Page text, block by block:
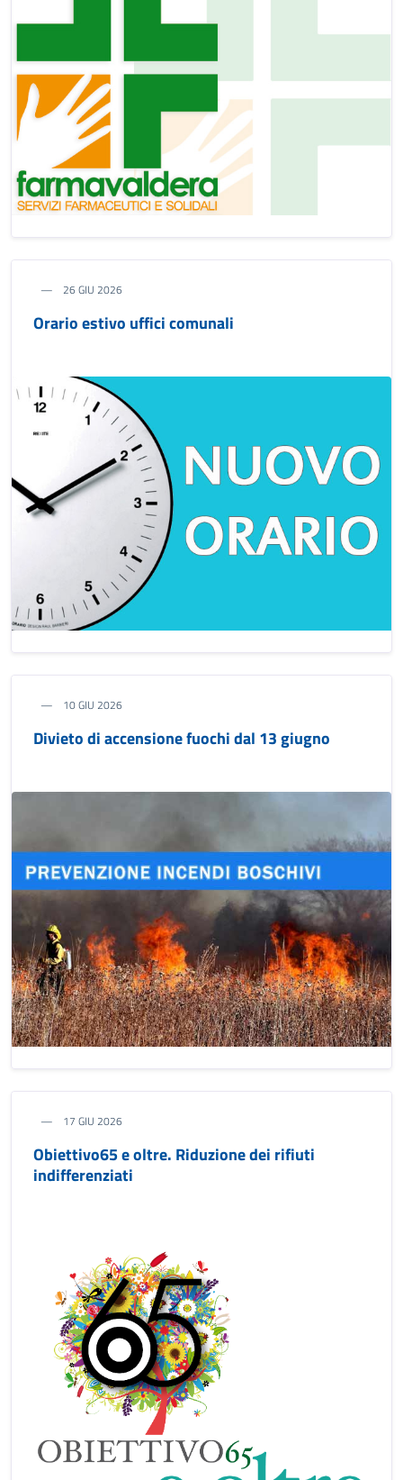
26 GIU 2026
Orario estivo uffici comunali
10 GIU 2026
Divieto di accensione fuochi dal 13 giugno
17 GIU 2026
Obiettivo65 e oltre. Riduzione dei rifiuti
indifferenziati